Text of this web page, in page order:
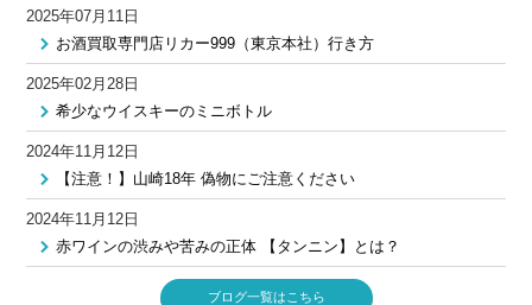
2025年07月11日
お酒買取専門店リカー999（東京本社）行き方
2025年02月28日
希少なウイスキーのミニボトル
2024年11月12日
【注意！】山崎18年 偽物にご注意ください
2024年11月12日
赤ワインの渋みや苦みの正体 【タンニン】とは？
ブログ一覧はこちら